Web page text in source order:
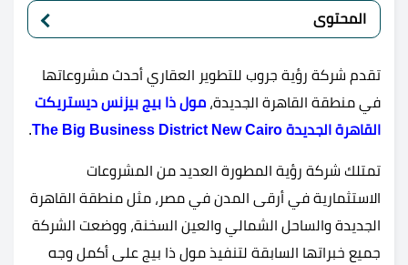
المحتوى
تقدم شركة رؤية جروب للتطوير العقاري أحدث مشروعاتها
في منطقة القاهرة الجديدة، مول ذا بيج بيزنس ديستريكت
القاهرة الجديدة The Big Business District New Cairo
.
تمتلك شركة رؤية المطورة العديد من المشروعات
الاستثمارية في أرقى المدن في مصر، مثل منطقة القاهرة
الجديدة والساحل الشمالي والعين السخنة، ووضعت الشركة
جميع خبراتها السابقة لتنفيذ مول ذا بيج على أكمل وجه